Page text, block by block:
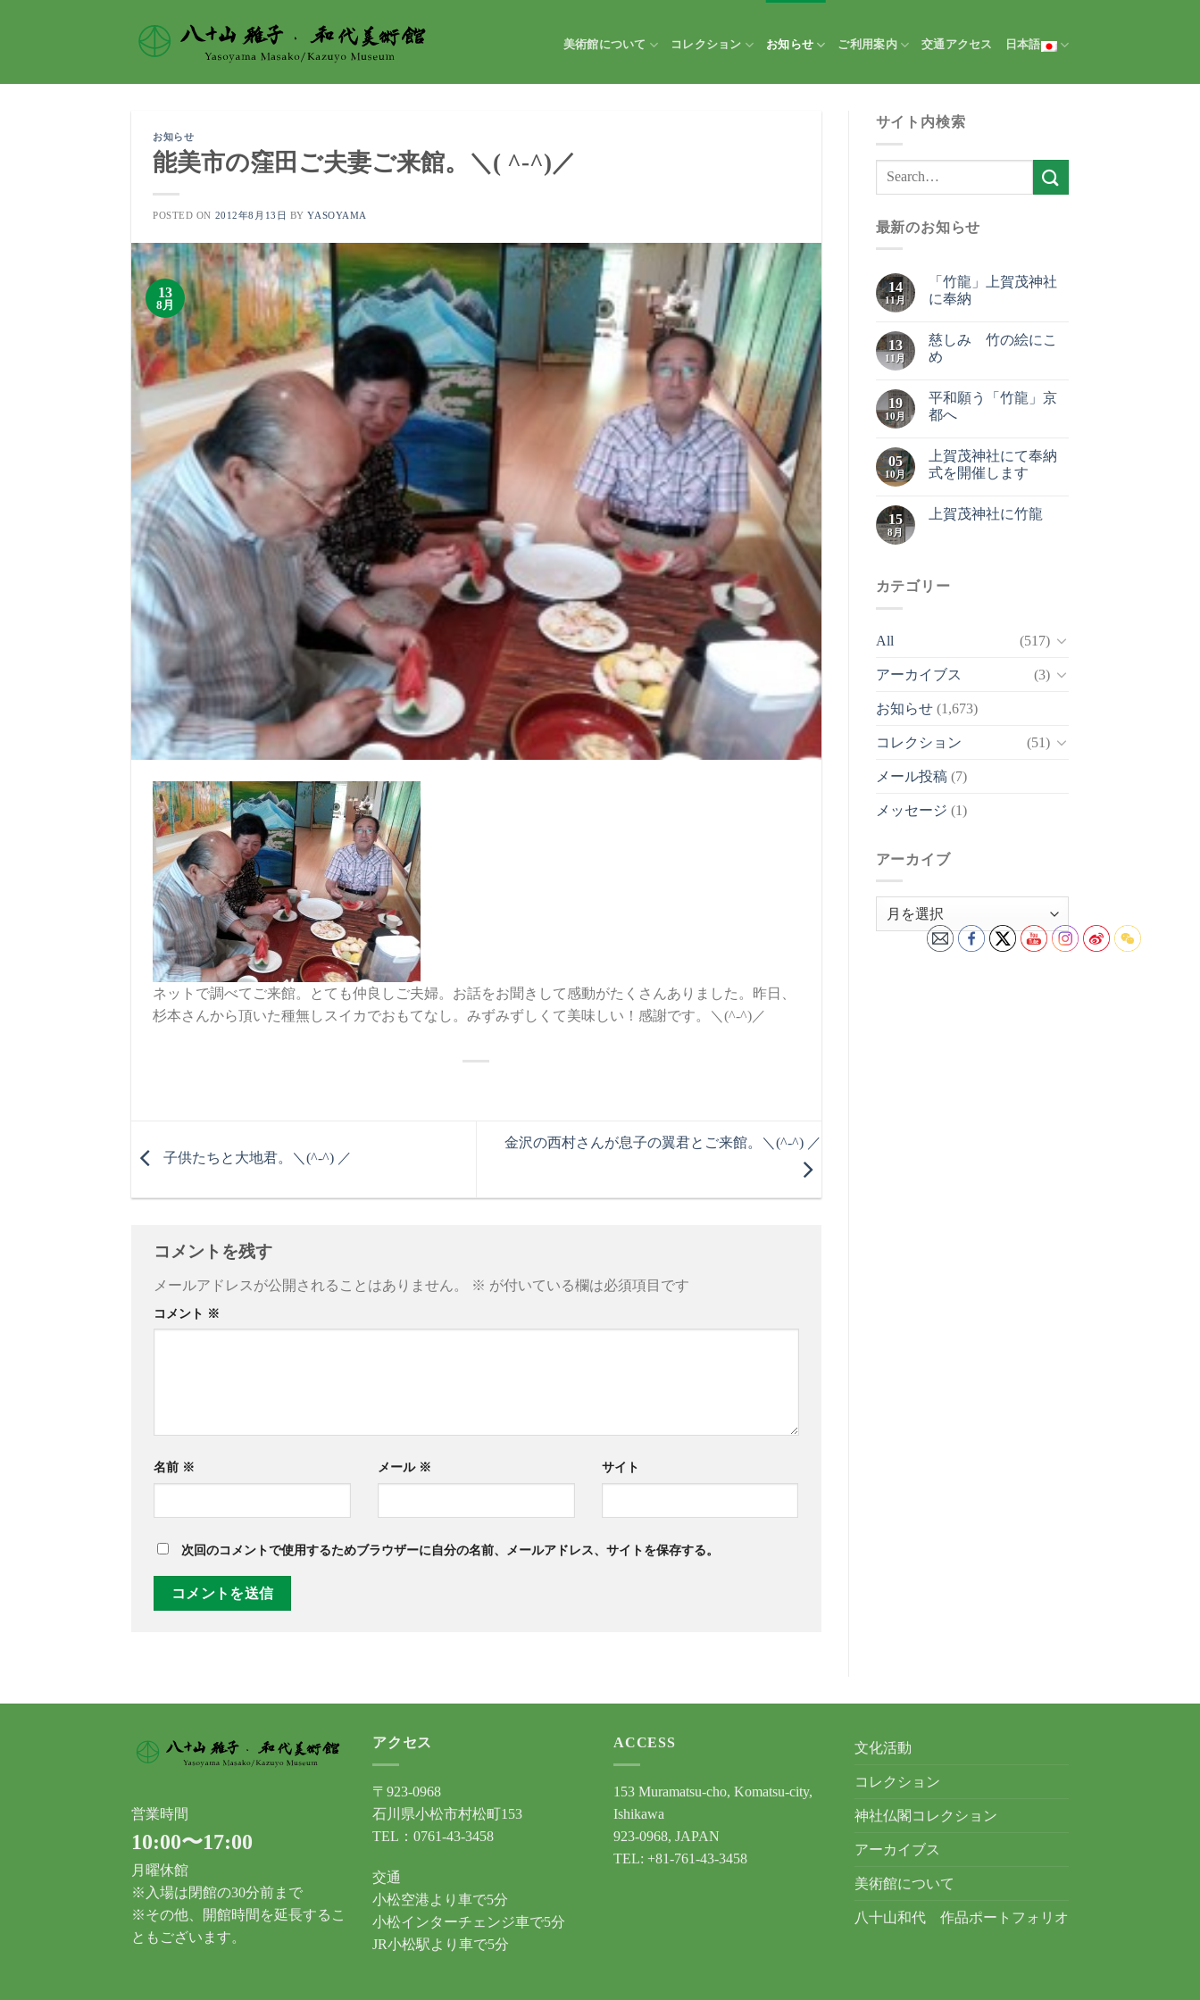
美術館について コレクション お知らせ ご利用案内 交通アクセス 日本語
お知らせ
能美市の窪田ご夫妻ご来館。＼( ^-^)／
POSTED ON 2012年8月13日 BYYASOYAMA
13
8月
ネットで調べてご来館。とても仲良しご夫婦。お話をお聞きして感動がたくさんありました。昨日、
杉本さんから頂いた種無しスイカでおもてなし。みずみずしくて美味しい！感謝です。＼(^-^)／
子供たちと大地君。＼(^-^) ／
金沢の西村さんが息子の翼君とご来館。＼(^-^) ／
コメントを残す
メールアドレスが公開されることはありません。 ※ が付いている欄は必須項目です
コメント ※
名前 ※ メール ※ サイト
次回のコメントで使用するためブラウザーに自分の名前、メールアドレス、サイトを保存する。
サイト内検索
最新のお知らせ
14
11月
「竹龍」上賀茂神社
に奉納
13
11月
慈しみ 竹の絵にこ
め
19
10月
平和願う「竹龍」京
都へ
05
10月
上賀茂神社にて奉納
式を開催します
15
8月
上賀茂神社に竹龍
カテゴリー
All (517)
アーカイブス (3)
お知らせ(1,673)
コレクション (51)
メール投稿(7)
メッセージ (1)
アーカイブ
営業時間
10:00〜17:00
月曜休館
※入場は閉館の30分前まで
※その他、開館時間を延長するこ
ともございます。
アクセス
〒923-0968
石川県小松市村松町153
TEL：0761-43-3458
交通
小松空港より車で5分
小松インターチェンジ車で5分
JR小松駅より車で5分
ACCESS
153 Muramatsu-cho, Komatsu-city,
Ishikawa
923-0968, JAPAN
TEL: +81-761-43-3458
文化活動
コレクション
神社仏閣コレクション
アーカイブス
美術館について
八十山和代 作品ポートフォリオ